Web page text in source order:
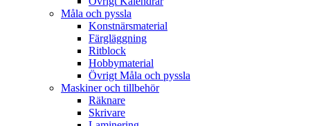
Måla och pyssla
Konstnärsmaterial
Färgläggning
Ritblock
Hobbymaterial
Övrigt Måla och pyssla
Maskiner och tillbehör
Räknare
Skrivare